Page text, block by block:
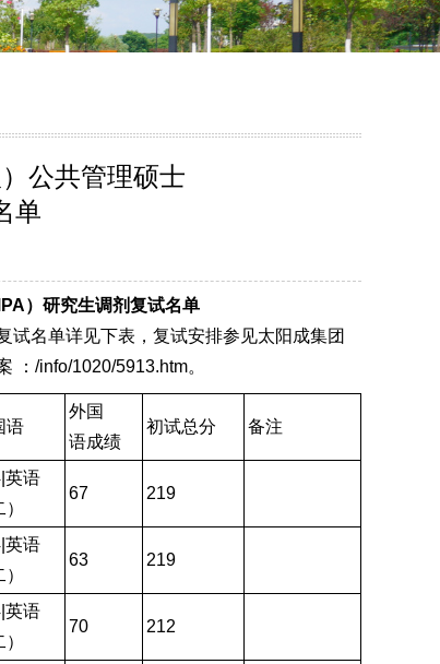
公共管理硕士
单
）研究生调剂复试名单
试名单详见下表，复试安排参见太阳成集团
：/info/1020/5913.htm。
语
外国
语成绩
初试总分 备注
英语
）
67 219
英语
）
63 219
英语
）
70 212